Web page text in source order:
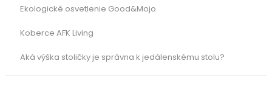
Ekologické osvetlenie Good&Mojo
Koberce AFK Living
Aká výška stoličky je správna k jedálenskému stolu?